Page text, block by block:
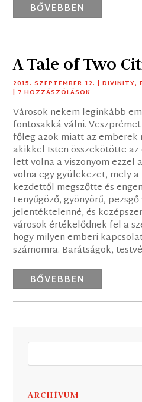
BŐVEBBEN
A Tale of Two
2015. SZEPTEMBER 12. |DIVINITY,
| 7 HOZZÁSZÓLÁSOK
Városok nekem leginkább
fontosakká válni.
főleg azok miatt az
akikkel Isten összekötötte az
lett volna a viszonyom ezzel
volna egy gyülekezet, mely
kezdettől megszőtte és
Lenyűgöző, gyönyörű,
jelentéktelenné, és
városok értékelődnek fel a
hogy milyen emberi
számomra. Barátságok,
BŐVEBBEN
ARCHÍVUM